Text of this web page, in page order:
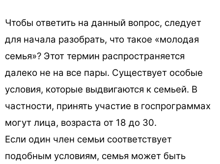
Чтобы ответить на данный вопрос, следует
для начала разобрать, что такое «молодая
семья»? Этот термин распространяется
далеко не на все пары. Существует особые
условия, которые выдвигаются к семьей. В
частности, принять участие в госпрограммах
могут лица, возраста от 18 до 30.
Если один член семьи соответствует
подобным условиям, семья может быть